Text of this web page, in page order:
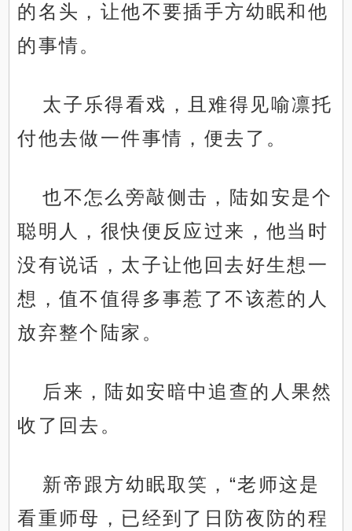
的名头，让他不要插手方幼眠和他
的事情。
太子乐得看戏，且难得见喻凛托
付他去做一件事情，便去了。
也不怎么旁敲侧击，陆如安是个
聪明人，很快便反应过来，他当时
没有说话，太子让他回去好生想一
想，值不值得多事惹了不该惹的人
放弃整个陆家。
后来，陆如安暗中追查的人果然
收了回去。
新帝跟方幼眠取笑，“老师这是
看重师母，已经到了日防夜防的程